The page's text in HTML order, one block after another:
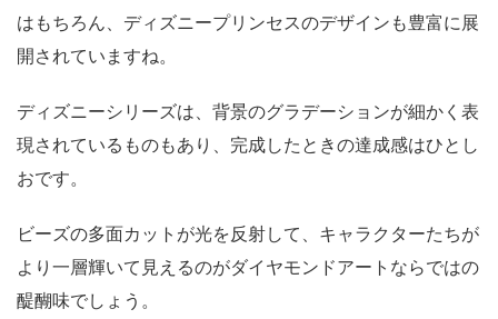
はもちろん、ディズニープリンセスのデザインも豊富に展
開されていますね。
ディズニーシリーズは、背景のグラデーションが細かく表
現されているものもあり、完成したときの達成感はひとし
おです。
ビーズの多面カットが光を反射して、キャラクターたちが
より一層輝いて見えるのがダイヤモンドアートならではの
醍醐味でしょう。